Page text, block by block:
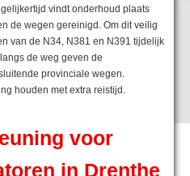
vindt onderhoud plaats
de wegen gereinigd. Om dit veilig
van de N34, N381 en N391 tijdelijk
de weg geven de
provinciale wegen.
houden met extra reistijd.
voor
in Drenthe